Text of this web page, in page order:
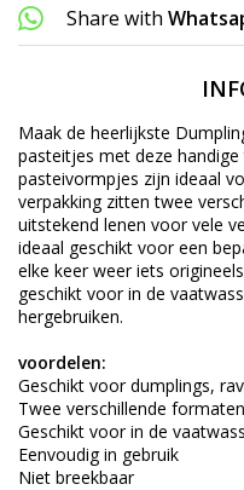
Share with
Maak de heerlijkste
pasteitjes met deze
pasteivormpjes zijn ideaal
verpakking zitten twee
uitstekend lenen voor vele
ideaal geschikt voor een
elke keer weer iets
geschikt voor in de
hergebruiken.
voordelen:
Geschikt voor dumplings,
Twee verschillende
Geschikt voor in de
Eenvoudig in gebruik
Niet breekbaar